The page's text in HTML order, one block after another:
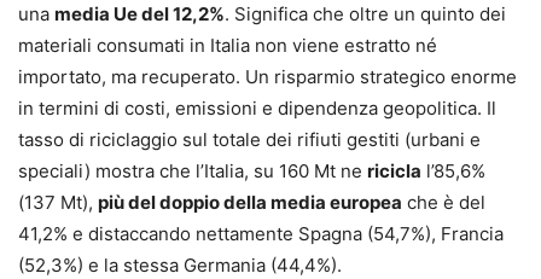
una media Ue del 12,2%. Significa che oltre un quinto dei
materiali consumati in Italia non viene estratto né
importato, ma recuperato. Un risparmio strategico enorme
in termini di costi, emissioni e dipendenza geopolitica. Il
tasso di riciclaggio sul totale dei rifiuti gestiti (urbani e
speciali) mostra che l’Italia, su 160 Mt ne ricicla l’85,6%
(137 Mt), più del doppio della media europea che è del
41,2% e distaccando nettamente Spagna (54,7%), Francia
(52,3%) e la stessa Germania (44,4%).